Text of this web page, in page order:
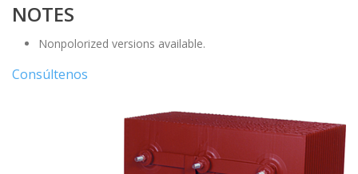
NOTES
Nonpolorized versions available.
Consúltenos